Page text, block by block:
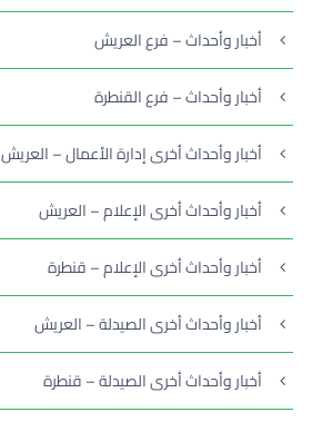
أخبار وأحداث – فرع العريش
أخبار وأحداث – فرع القنطرة
أخبار وأحداث أخرى إدارة الأعمال – العريش
أخبار وأحداث أخرى الإعلام – العريش
أخبار وأحداث أخرى الإعلام – قنطرة
أخبار وأحداث أخرى الصيدلة – العريش
أخبار وأحداث أخرى الصيدلة – قنطرة